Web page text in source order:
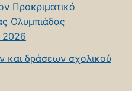
Προκριματικό
Ολυμπιάδας
2026
και δράσεων σχολικού